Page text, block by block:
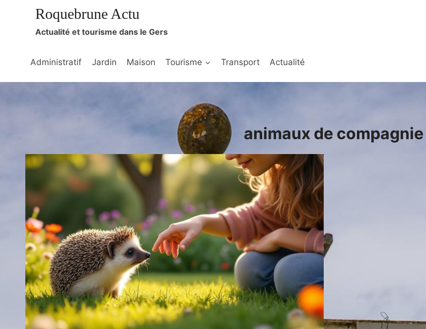
Roquebrune Actu
Actualité et tourisme dans le Gers
Administratif Jardin Maison Tourisme Transport Actualité
animaux de compagnie